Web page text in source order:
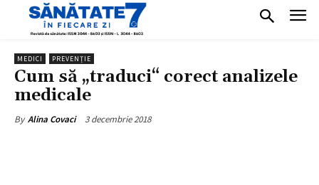
MEDICI PREVENȚIE
Cum să „traduci“ corect analizele
medicale
By Alina Covaci 3 decembrie 2018